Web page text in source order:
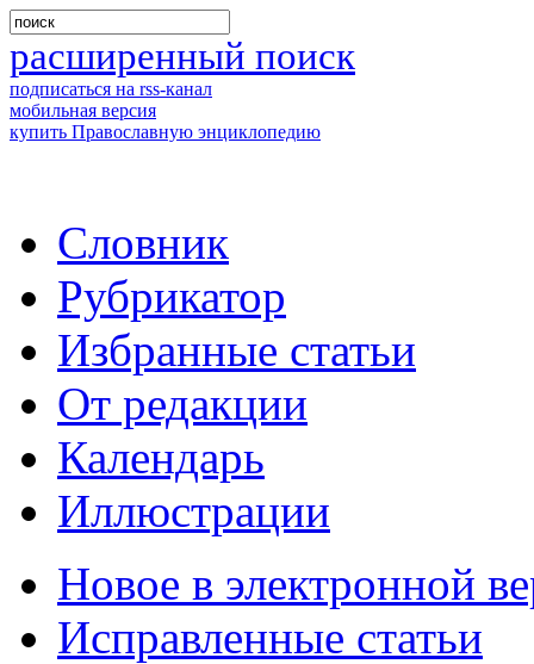
расширенный поиск
подписаться на rss-канал
мобильная версия
купить Православную энциклопедию
Словник
Рубрикатор
Избранные статьи
От редакции
Календарь
Иллюстрации
Новое в электронной
Исправленные статьи